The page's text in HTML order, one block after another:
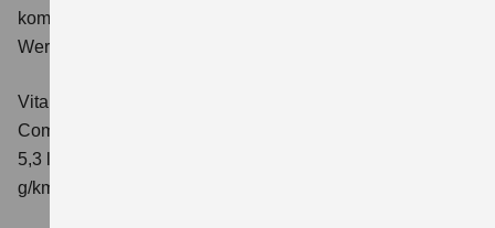
kombinierter Energieverbrauch 5,3 l/100km; kombinierter
Wert der CO₂-Emission: 119 g/km; CO₂-Klasse: D
Vitara 1.4 BOOSTERJET HYBRID
Comfort
5,3 l/100km; kombinierter Wert der CO₂-Emission: 119
g/km; CO₂-Klasse: D